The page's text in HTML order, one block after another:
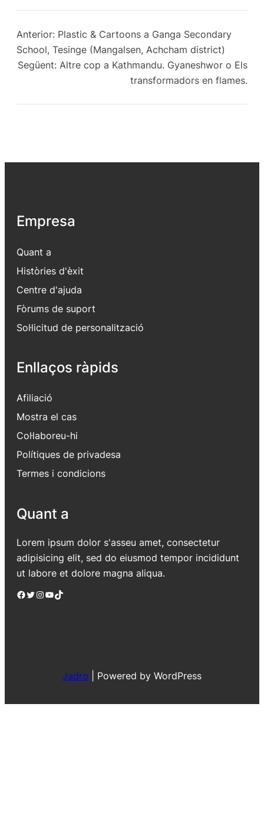
Anterior: Plastic & Cartoons a Ganga Secondary
School, Tesinge (Mangalsen, Achcham district)
Següent: Altre cop a Kathmandu. Gyaneshwor o Els
transformadors en flames.
Empresa
Quant a
Històries d'èxit
Centre d'ajuda
Fòrums de suport
Sol·licitud de personalització
Enllaços ràpids
Afiliació
Mostra el cas
Col·laboreu-hi
Polítiques de privadesa
Termes i condicions
Quant a
Lorem ipsum dolor s'asseu amet, consectetur
adipisicing elit, sed do eiusmod tempor incididunt
ut labore et dolore magna aliqua.
Facebook Twitter Instagram YouTube TikTok
Jadro Powered by WordPress